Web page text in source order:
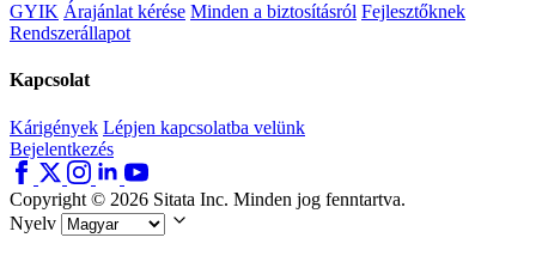
GYIK Árajánlat kérése Minden a biztosításról Fejlesztőknek
Rendszerállapot
Kapcsolat
Kárigények Lépjen kapcsolatba velünk
Bejelentkezés
Copyright © 2026 Sitata Inc. Minden jog fenntartva.
Nyelv